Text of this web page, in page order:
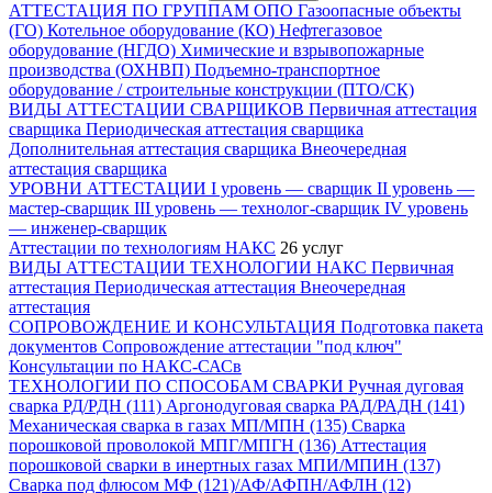
АТТЕСТАЦИЯ ПО ГРУППАМ ОПО Газоопасные объекты
(ГО) Котельное оборудование (КО) Нефтегазовое
оборудование (НГДО) Химические и взрывопожарные
производства (ОХНВП) Подъемно-транспортное
оборудование / строительные конструкции (ПТО/СК)
ВИДЫ АТТЕСТАЦИИ СВАРЩИКОВ Первичная аттестация
сварщика Периодическая аттестация сварщика
Дополнительная аттестация сварщика Внеочередная
аттестация сварщика
УРОВНИ АТТЕСТАЦИИ I уровень — сварщик II уровень —
мастер-сварщик III уровень — технолог-сварщик IV уровень
— инженер-сварщик
Аттестации по технологиям НАКС 26 услуг
ВИДЫ АТТЕСТАЦИИ ТЕХНОЛОГИИ НАКС Первичная
аттестация Периодическая аттестация Внеочередная
аттестация
СОПРОВОЖДЕНИЕ И КОНСУЛЬТАЦИЯ Подготовка пакета
документов Сопровождение аттестации "под ключ"
Консультации по НАКС-САСв
ТЕХНОЛОГИИ ПО СПОСОБАМ СВАРКИ Ручная дуговая
сварка РД/РДН (111) Аргонодуговая сварка РАД/РАДН (141)
Механическая сварка в газах МП/МПН (135) Сварка
порошковой проволокой МПГ/МПГН (136) Аттестация
порошковой сварки в инертных газах МПИ/МПИН (137)
Сварка под флюсом МФ (121)/АФ/АФПН/АФЛН (12)